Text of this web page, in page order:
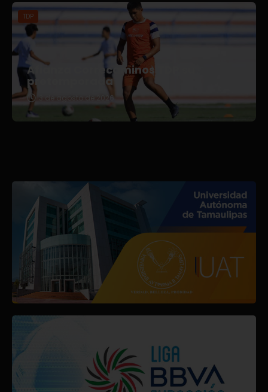
TDP
Afianza Correcaminos TDP su
pretemporada
3 de agosto de 2026